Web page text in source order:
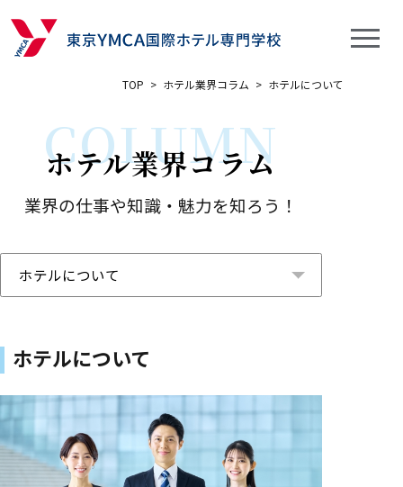
TOP > ホテル業界コラム > ホテルについて
COLUMN
ホテル業界コラム
業界の仕事や知識・魅力を知ろう！
ホテルについて